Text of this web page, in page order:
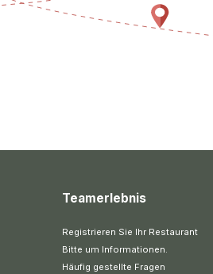
Teamerlebnis
Registrieren Sie Ihr Restaurant
Bitte um Informationen.
Häufig gestellte Fragen